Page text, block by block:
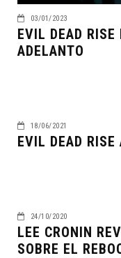
03/01/2023
EVIL DEAD RISE
ADELANTO
18/06/2021
EVIL DEAD RISE
24/10/2020
LEE CRONIN
SOBRE EL